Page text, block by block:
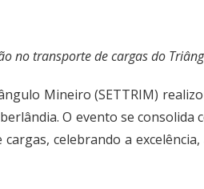
no transporte de cargas do
Mineiro (SETTRIM)
O evento se
celebrando a